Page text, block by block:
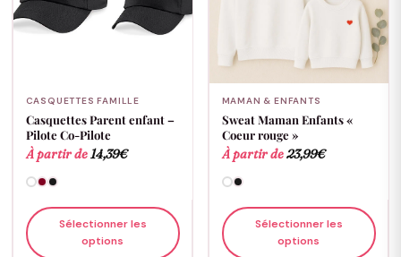
CASQUETTES FAMILLE
Casquettes Parent enfant –
Pilote Co-Pilote
À partir de 14,39€
Sélectionner les
options
MAMAN & ENFANTS
Sweat Maman Enfants «
Coeur rouge »
À partir de23,99€
Sélectionner les
options